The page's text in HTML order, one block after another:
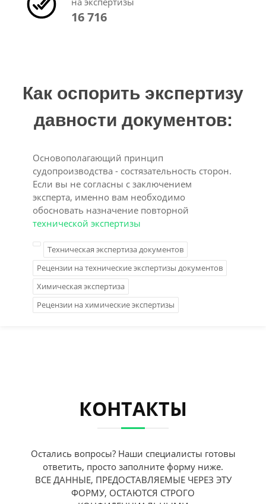
16 716
Как оспорить экспертизу
давности документов:
Основополагающий принцип
судопроизводства - состязательность сторон.
Если вы не согласны с заключением
эксперта, именно вам необходимо
обосновать назначение повторной
технической экспертизы
Техническая экспертиза документов
Рецензии на технические экспертизы документов
Химическая экспертиза
Рецензии на химические экспертизы
КОНТАКТЫ
Остались вопросы? Наши специалисты готовы
ответить, просто заполните форму ниже.
ВСЕ ДАННЫЕ, ПРЕДОСТАВЛЯЕМЫЕ ЧЕРЕЗ ЭТУ
ФОРМУ, ОСТАЮТСЯ СТРОГО